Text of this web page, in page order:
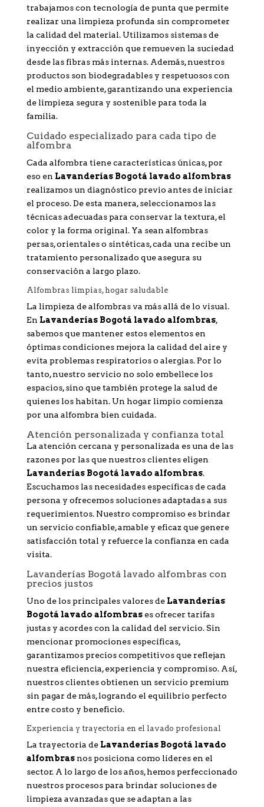
trabajamos con tecnología de punta que permite
realizar una limpieza profunda sin comprometer
la calidad del material. Utilizamos sistemas de
inyección y extracción que remueven la suciedad
desde las fibras más internas. Además, nuestros
productos son biodegradables y respetuosos con
el medio ambiente, garantizando una experiencia
de limpieza segura y sostenible para toda la
familia.
Cuidado especializado para cada tipo de
alfombra
Cada alfombra tiene características únicas, por
eso en Lavanderías Bogotá lavado alfombras
realizamos un diagnóstico previo antes de iniciar
el proceso. De esta manera, seleccionamos las
técnicas adecuadas para conservar la textura, el
color y la forma original. Ya sean alfombras
persas, orientales o sintéticas, cada una recibe un
tratamiento personalizado que asegura su
conservación a largo plazo.
Alfombras limpias, hogar saludable
La limpieza de alfombras va más allá de lo visual.
En Lavanderías Bogotá lavado alfombras,
sabemos que mantener estos elementos en
óptimas condiciones mejora la calidad del aire y
evita problemas respiratorios o alergias. Por lo
tanto, nuestro servicio no solo embellece los
espacios, sino que también protege la salud de
quienes los habitan. Un hogar limpio comienza
por una alfombra bien cuidada.
Atención personalizada y confianza total
La atención cercana y personalizada es una de las
razones por las que nuestros clientes eligen
Lavanderías Bogotá lavado alfombras.
Escuchamos las necesidades específicas de cada
persona y ofrecemos soluciones adaptadas a sus
requerimientos. Nuestro compromiso es brindar
un servicio confiable, amable y eficaz que genere
satisfacción total y refuerce la confianza en cada
visita.
Lavanderías Bogotá lavado alfombras con
precios justos
Uno de los principales valores de Lavanderías
Bogotá lavado alfombrases ofrecer tarifas
justas y acordes con la calidad del servicio. Sin
mencionar promociones específicas,
garantizamos precios competitivos que reflejan
nuestra eficiencia, experiencia y compromiso. Así,
nuestros clientes obtienen un servicio premium
sin pagar de más, logrando el equilibrio perfecto
entre costo y beneficio.
Experiencia y trayectoria en el lavado profesional
La trayectoria de Lavanderías Bogotá lavado
alfombrasnos posiciona como líderes en el
sector. A lo largo de los años, hemos perfeccionado
nuestros procesos para brindar soluciones de
limpieza avanzadas que se adaptan a las